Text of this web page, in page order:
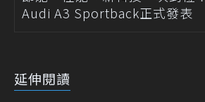
Audi A3 Sportback正式發表
延伸閱讀